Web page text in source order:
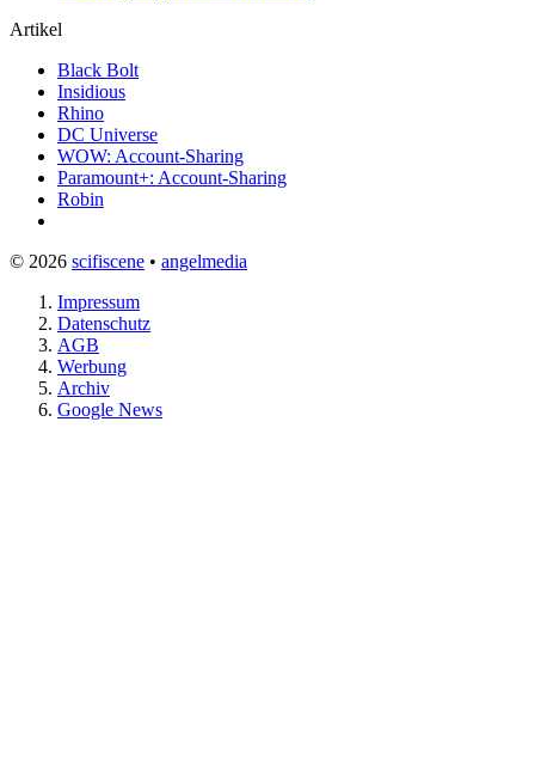
Artikel
Black Bolt
Insidious
Rhino
DC Universe
WOW: Account-Sharing
Paramount+: Account-Sharing
Robin
© 2026 scifiscene • angelmedia
Impressum
Datenschutz
AGB
Werbung
Archiv
Google News